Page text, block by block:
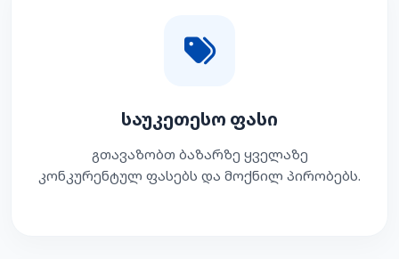
საუკეთესო ფასი
გთავაზობთ ბაზარზე ყველაზე
კონკურენტულ ფასებს და მოქნილ პირობებს.